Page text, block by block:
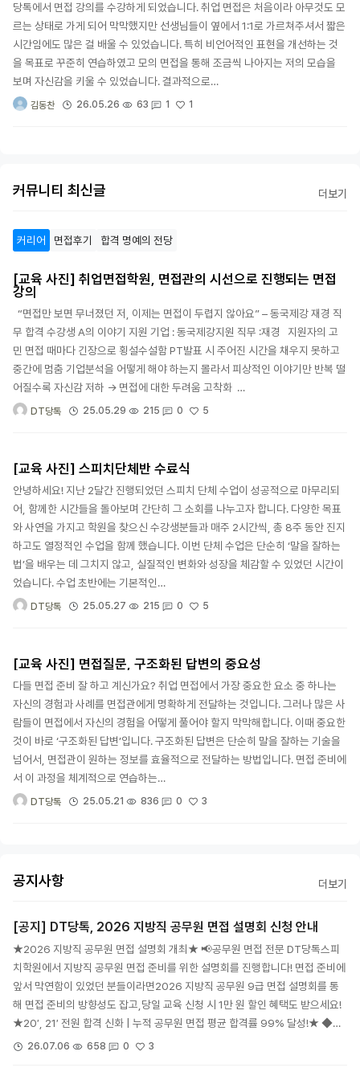
당톡에서 면접 강의를 수강하게 되었습니다. 취업 면접은 처음이라 아무것도 모
르는 상태로 가게 되어 막막했지만 선생님들이 옆에서 1:1로 가르쳐주셔서 짧은
시간임에도 많은 걸 배울 수 있었습니다. 특히 비언어적인 표현을 개선하는 것
을 목표로 꾸준히 연습하였고 모의 면접을 통해 조금씩 나아지는 저의 모습을
보며 자신감을 키울 수 있었습니다. 결과적으로…
김동찬 26.05.26 63 1 1
커뮤니티 최신글 더보기
커리어 면접후기 합격 명예의 전당
[교육 사진] 취업면접학원, 면접관의 시선으로 진행되는 면접
강의
“면접만 보면 무너졌던 저, 이제는 면접이 두렵지 않아요” – 동국제강 재경 직
무 합격 수강생 A의 이야기 지원 기업 : 동국제강지원 직무 :재경 지원자의 고
민 면접 때마다 긴장으로 횡설수설함 PT발표 시 주어진 시간을 채우지 못하고
중간에 멈춤 기업분석을 어떻게 해야 하는지 몰라서 피상적인 이야기만 반복 떨
어질수록 자신감 저하 → 면접에 대한 두려움 고착화 …
DT당톡 25.05.29 215 0 5
[교육 사진] 스피치단체반 수료식
안녕하세요! 지난 2달간 진행되었던 스피치 단체 수업이 성공적으로 마무리되
어, 함께한 시간들을 돌아보며 간단히 그 소회를 나누고자 합니다. 다양한 목표
와 사연을 가지고 학원을 찾으신 수강생분들과 매주 2시간씩, 총 8주 동안 진지
하고도 열정적인 수업을 함께 했습니다. 이번 단체 수업은 단순히 ‘말을 잘하는
법’을 배우는 데 그치지 않고, 실질적인 변화와 성장을 체감할 수 있었던 시간이
었습니다. 수업 초반에는 기본적인…
DT당톡 25.05.27 215 0 5
[교육 사진] 면접질문, 구조화된 답변의 중요성
다들 면접 준비 잘 하고 계신가요? 취업 면접에서 가장 중요한 요소 중 하나는
자신의 경험과 사례를 면접관에게 명확하게 전달하는 것입니다. 그러나 많은 사
람들이 면접에서 자신의 경험을 어떻게 풀어야 할지 막막해합니다. 이때 중요한
것이 바로 ‘구조화된 답변’입니다. 구조화된 답변은 단순히 말을 잘하는 기술을
넘어서, 면접관이 원하는 정보를 효율적으로 전달하는 방법입니다. 면접 준비에
서 이 과정을 체계적으로 연습하는…
DT당톡 25.05.21 836 0 3
공지사항 더보기
[공지] DT당톡, 2026 지방직 공무원 면접 설명회 신청 안내
★2026 지방직 공무원 면접 설명회 개최★ 📢공무원 면접 전문 DT당톡스피
치학원에서 지방직 공무원 면접 준비를 위한 설명회를 진행합니다! 면접 준비에
앞서 막연함이 있었던 분들이라면2026 지방직 공무원 9급 면접 설명회를 통
해 면접 준비의 방향성도 잡고,당일 교육 신청 시 1만 원 할인 혜택도 받으세요!
★20′, 21′ 전원 합격 신화 | 누적 공무원 면접 평균 합격률 99% 달성!★ ◆…
26.07.06 658 0 3